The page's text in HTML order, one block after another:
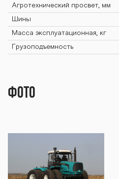
254К
BTZ-
BTZ-
Агротехнический просвет, мм
Шины
Масса эксплуатационная, кг
Грузоподъемность
Фото